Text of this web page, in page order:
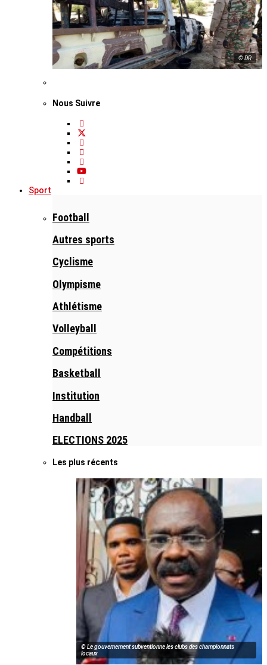
© DR
Nous Suivre
Sport
Football
Autres sports
Cyclisme
Olympisme
Athlétisme
Volleyball
Compétitions
Basketball
Institution
Handball
ELECTIONS 2025
Les plus récents
© Le gouvernement subventionne les clubs des championnats
locaux